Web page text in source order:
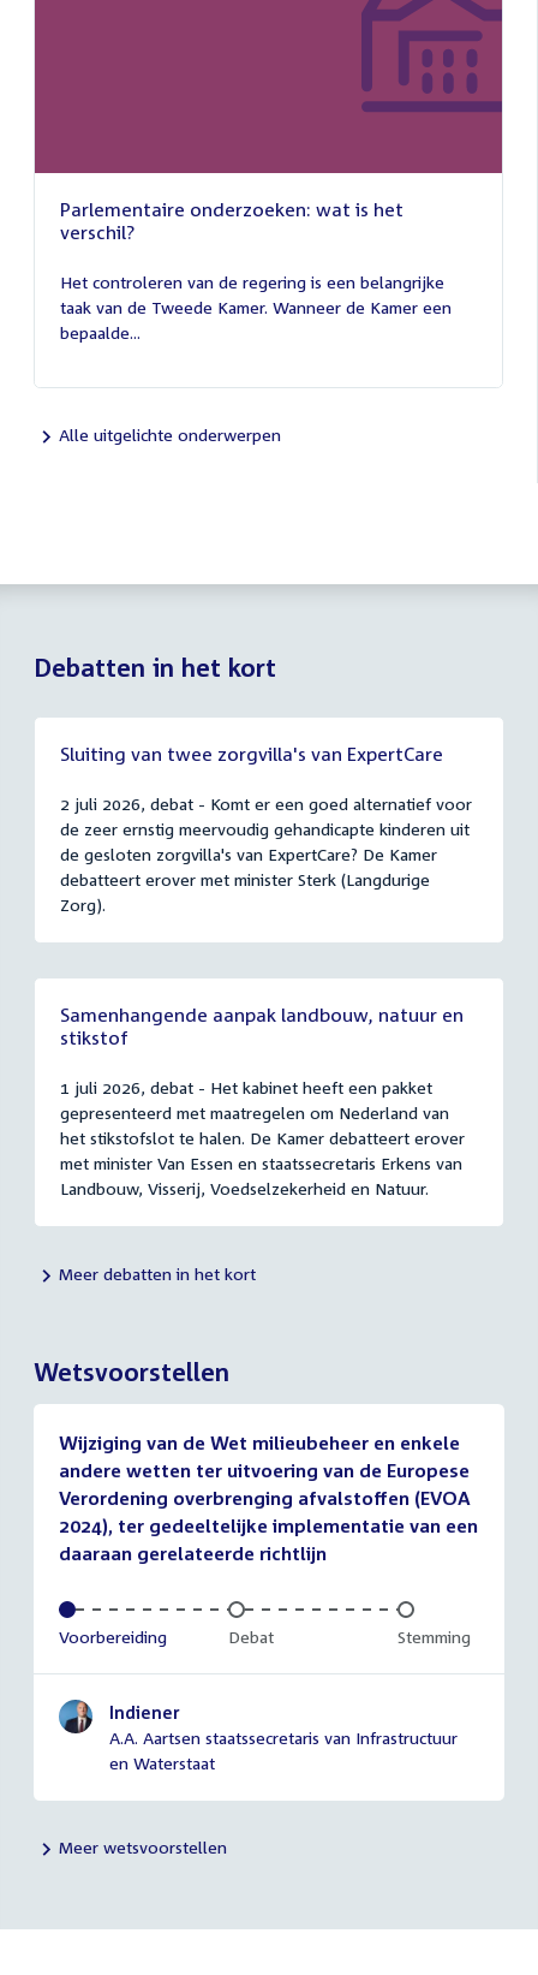
Parlementaire onderzoeken: wat is het
verschil?
juli
2026
Het controleren van de regering is een belangrijke
taak van de Tweede Kamer. Wanneer de Kamer een
bepaalde...
Alle uitgelichte onderwerpen
Debatten in het kort
Sluiting van twee zorgvilla's van ExpertCare
2 juli 2026, debat - Komt er een goed alternatief voor
de zeer ernstig meervoudig gehandicapte kinderen uit
de gesloten zorgvilla's van ExpertCare? De Kamer
debatteert erover met minister Sterk (Langdurige
Zorg).
Samenhangende aanpak landbouw, natuur en
stikstof
1 juli 2026, debat - Het kabinet heeft een pakket
gepresenteerd met maatregelen om Nederland van
het stikstofslot te halen. De Kamer debatteert erover
met minister Van Essen en staatssecretaris Erkens van
Landbouw, Visserij, Voedselzekerheid en Natuur.
Meer debatten in het kort
Wetsvoorstellen
Wijziging van de Wet milieubeheer en enkele
andere wetten ter uitvoering van de Europese
Verordening overbrenging afvalstoffen (EVOA
2024), ter gedeeltelijke implementatie van een
daaraan gerelateerde richtlijn
Voltooid:
Voorbereiding Onvoltooid:
Debat Onvoltooid:
Stemming
Indiener
A.A. Aartsen staatssecretaris van Infrastructuur
en Waterstaat
Meer wetsvoorstellen